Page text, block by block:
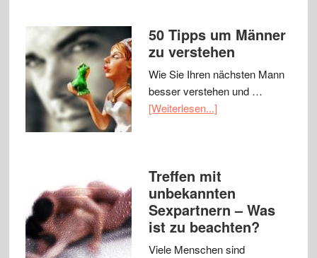
50 Tipps um Männer
zu verstehen
Wie Sie Ihren nächsten Mann
besser verstehen und …
[Weiterlesen...]
Treffen mit
unbekannten
Sexpartnern – Was
ist zu beachten?
Viele Menschen sind